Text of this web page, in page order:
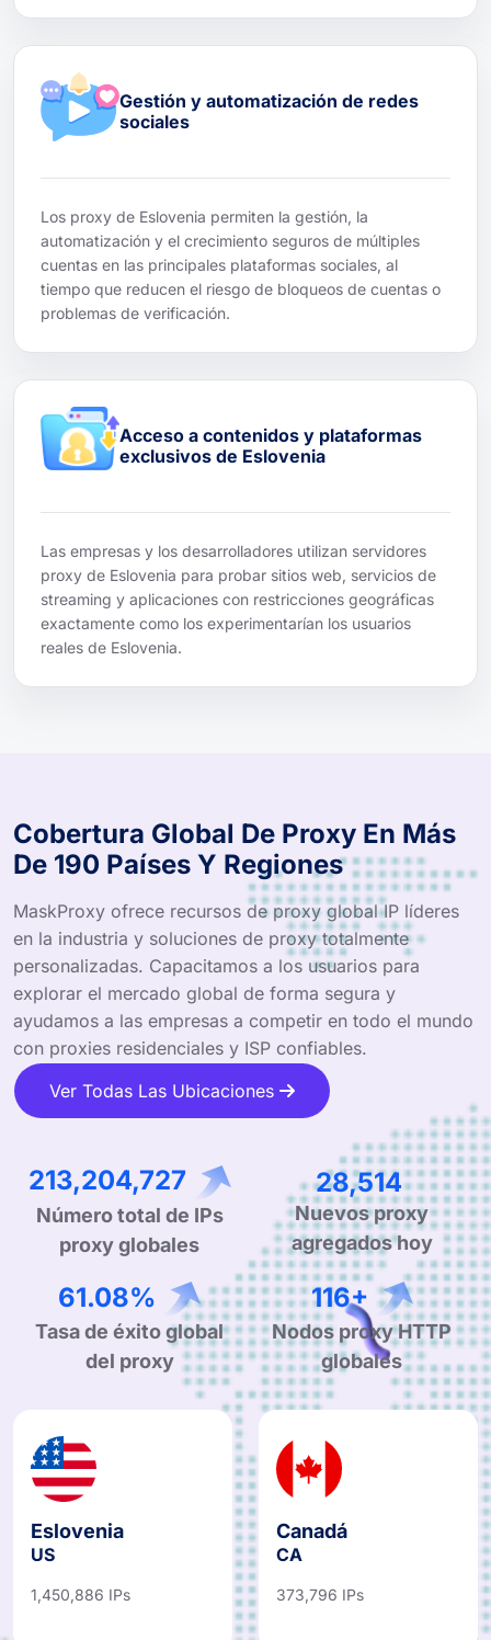
Gestión y automatización de redes
sociales
Los proxy de Eslovenia permiten la gestión, la
automatización y el crecimiento seguros de múltiples
cuentas en las principales plataformas sociales, al
tiempo que reducen el riesgo de bloqueos de cuentas o
problemas de verificación.
Acceso a contenidos y plataformas
exclusivos de Eslovenia
Las empresas y los desarrolladores utilizan servidores
proxy de Eslovenia para probar sitios web, servicios de
streaming y aplicaciones con restricciones geográficas
exactamente como los experimentarían los usuarios
reales de Eslovenia.
Cobertura Global De Proxy En Más
De 190 Países Y Regiones
MaskProxy ofrece recursos de proxy global IP líderes
en la industria y soluciones de proxy totalmente
personalizadas. Capacitamos a los usuarios para
explorar el mercado global de forma segura y
ayudamos a las empresas a competir en todo el mundo
con proxies residenciales y ISP confiables.
Ver Todas Las Ubicaciones
342,947,122
Número total de IPs
proxy globales
45,866
Nuevos proxy
agregados hoy
98.98%
Tasa de éxito global
del proxy
187+
Nodos proxy HTTP
globales
Eslovenia
US
1,450,886 IPs
Canadá
CA
373,796 IPs